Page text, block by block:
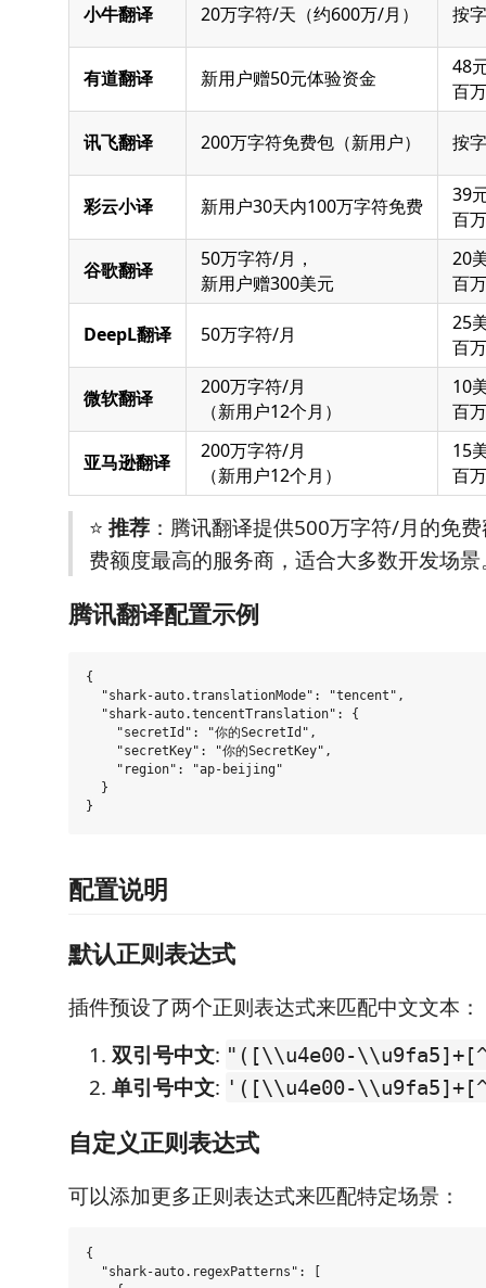
小牛翻译 20万字符/天（约600万/月） 按
有道翻译 新用户赠50元体验资金
48
百
讯飞翻译 200万字符免费包（新用户） 按
彩云小译 新用户30天内100万字符免费
39
百
谷歌翻译
50万字符/月，
新用户赠300美元
20
百
DeepL翻译 50万字符/月
25
百
微软翻译
200万字符/月
（新用户12个月）
10
百
亚马逊翻译
200万字符/月
（新用户12个月）
15
百
⭐ 推荐 ：腾讯翻译提供500万字符/月的免
费额度最高的服务商，适合大多数开发场景
腾讯翻译配置示例
{
  "shark-auto.translationMode": "tencent",
  "shark-auto.tencentTranslation": {
    "secretId": "你的SecretId",
    "secretKey": "你的SecretKey",
    "region": "ap-beijing"
  }
配置说明
默认正则表达式
插件预设了两个正则表达式来匹配中文文本：
双引号中文: "([\\u4e00-
单引号中文: '([\\u4e00-
自定义正则表达式
可以添加更多正则表达式来匹配特定场景：
{
  "shark-auto.regexPatterns": [